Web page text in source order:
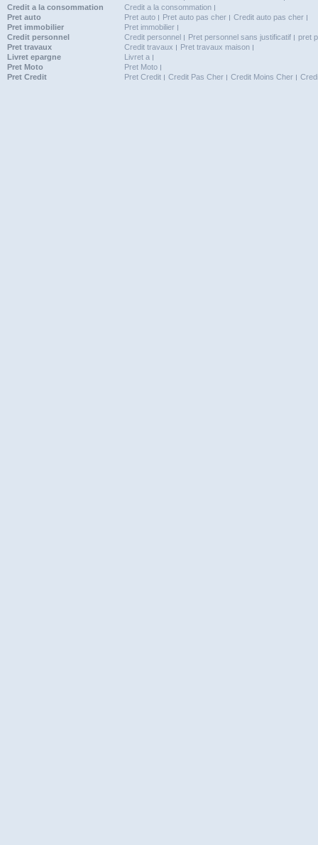
Credit a la consommation
Credit a la consommation
Pret auto
Pret auto Pret auto pas cher
Credit auto pas cher
Pret immobilier
Pret immobilier
Credit personnel
Credit personnel Pret personnel sans justificatif
pret
Pret travaux
Credit travaux
Pret travaux maison
Livret epargne
Livret a
Pret Moto
Pret Moto
Pret Credit
Pret Credit Credit Pas Cher Credit Moins Cher